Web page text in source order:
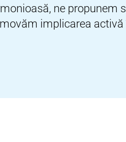
ne propunem
implicarea